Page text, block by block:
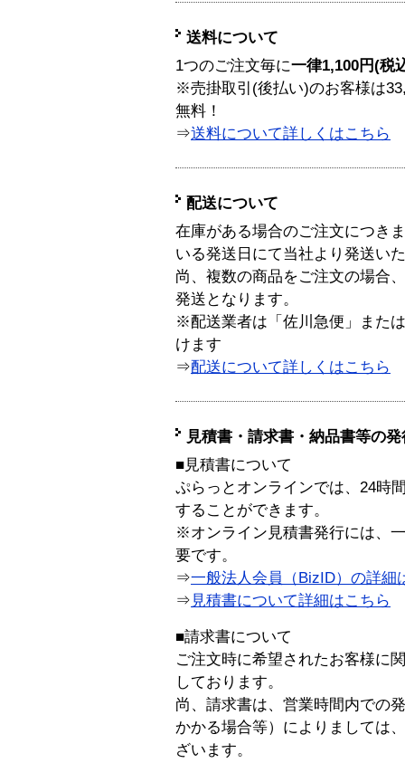
送料について
1つのご注文毎に一律1,100円(税
※売掛取引(後払い)のお客様は
無料！
⇒送料について詳しくはこちら
配送について
在庫がある場合のご注文につき
いる発送日にて当社より発送い
尚、複数の商品をご注文の場合
発送となります。
※配送業者は「佐川急便」また
けます
⇒配送について詳しくはこちら
見積書・請求書・納品書等の
■見積書について
ぷらっとオンラインでは、24時
することができます。
※オンライン見積書発行には、
要です。
⇒一般法人会員（BizID）の詳細
⇒ 見積書について詳細はこちら
■請求書について
ご注文時に希望されたお客様に
しております。
尚、請求書は、営業時間内での
かかる場合等）によりましては
ざいます。